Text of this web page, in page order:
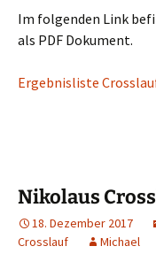
Im folgenden Link
als PDF Dokument.
Ergebnisliste
Nikolaus
18. Dezember 2017
Crosslauf
Michael